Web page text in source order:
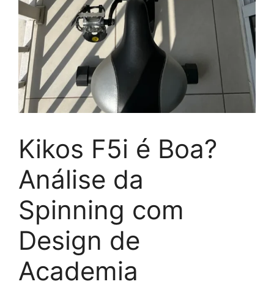
Kikos F5i é Boa?
Análise da
Spinning com
Design de
Academia